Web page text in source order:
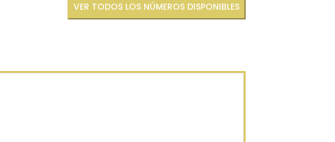
VER TODOS LOS NÚMEROS DISPONIBLES